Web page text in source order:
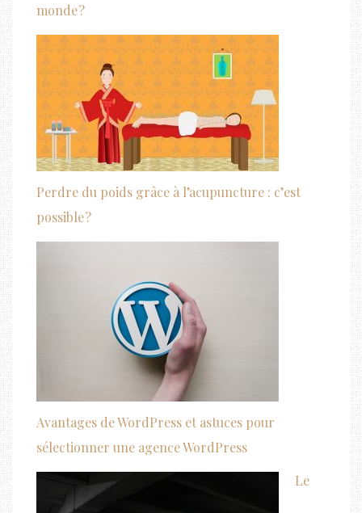
monde ?
Perdre du poids grâce à l’acupuncture : c’est
possible ?
Avantages de WordPress et astuces pour
sélectionner une agence WordPress
Le